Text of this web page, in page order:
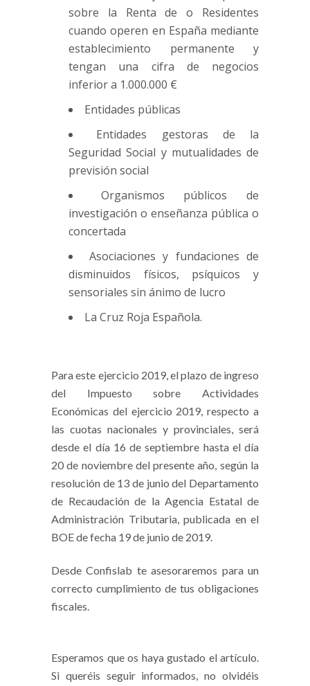
sobre la Renta de o Residentes
cuando operen en España mediante
establecimiento permanente y
tengan una cifra de negocios
inferior a 1.000.000 €
Entidades públicas
Entidades gestoras de la
Seguridad Social y mutualidades de
previsión social
Organismos públicos de
investigación o enseñanza pública o
concertada
Asociaciones y fundaciones de
disminuidos físicos, psíquicos y
sensoriales sin ánimo de lucro
La Cruz Roja Española.
Para este ejercicio 2019, el plazo de ingreso
del Impuesto sobre Actividades
Económicas del ejercicio 2019, respecto a
las cuotas nacionales y provinciales, será
desde el día 16 de septiembre hasta el día
20 de noviembre del presente año, según la
resolución de 13 de junio del Departamento
de Recaudación de la Agencia Estatal de
Administración Tributaria, publicada en el
BOE de fecha 19 de junio de 2019.
Desde Confislab te asesoraremos para un
correcto cumplimiento de tus obligaciones
fiscales.
Esperamos que os haya gustado el artículo.
Si queréis seguir informados, no olvidéis